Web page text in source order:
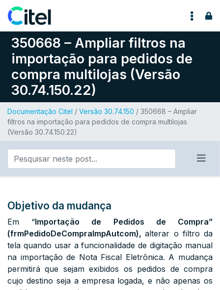
Pular para o conteúdo
350668 – Ampliar filtros na
importação para pedidos de
compra multilojas (Versão
30.74.150.22)
Documentação Citel / Versão 30.74.150 / 350668 – Ampliar
filtros na importação para pedidos de compra multilojas
(Versão 30.74.150.22)
Objetivo da mudança
Em “Importação de Pedidos de Compra”
(frmPedidoDeCompraImpAutcom),alterar o filtro da
tela quando usar a funcionalidade de digitação manual
na importação de Nota Fiscal Eletrônica. A mudança
permitirá que sejam exibidos os pedidos de compra
cujo destino seja a empresa logada, e não apenas os